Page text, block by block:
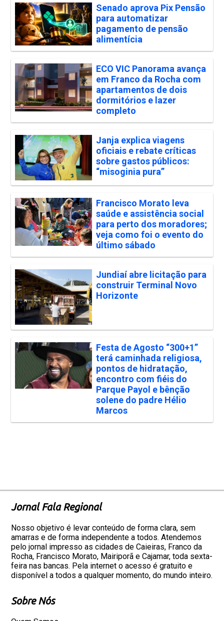
Senado aprova Pix Pensão
para automatizar
pagamento de pensão
alimentícia
ECO VIC Panorama avança
em Franco da Rocha com
apartamentos de dois
dormitórios e lazer
completo
Janja explica viagens
oficiais e rebate críticas
sobre gastos públicos:
“misoginia pura”
Francisco Morato leva
saúde e assistência social
para perto dos moradores;
veja como foi o evento do
último sábado
Jundiaí abre licitação para
construir Terminal Novo
Horizonte
Festa de Agosto “300+1”
terá caminhada religiosa,
pontos de hidratação,
encontro com fiéis do
Parque Payol e bênção
solene do padre Hélio
Marcos
Jornal Fala Regional
Nosso objetivo é levar conteúdo de forma clara, sem
amarras e de forma independente a todos. Atendemos
pelo jornal impresso as cidades de Caieiras, Franco da
Rocha, Francisco Morato, Mairiporã e Cajamar, toda sexta-
feira nas bancas. Pela internet o acesso é gratuito e
disponível a todos a qualquer momento, do mundo inteiro.
Sobre Nós